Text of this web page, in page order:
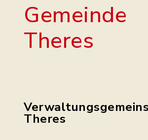
Gemeinde
Theres
Theres